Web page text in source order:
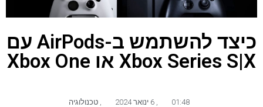
כיצד להשתמש ב-AirPods עם
Xbox Series S|X או Xbox One
01:48 טכנולוגיה